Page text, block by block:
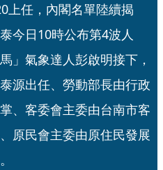
上任，內閣名單陸續揭
今日10時公布第4波人
」氣象達人彭啟明接下，
源出任、勞動部長由行政
、客委會主委由台南市客
原民會主委由原住民發展